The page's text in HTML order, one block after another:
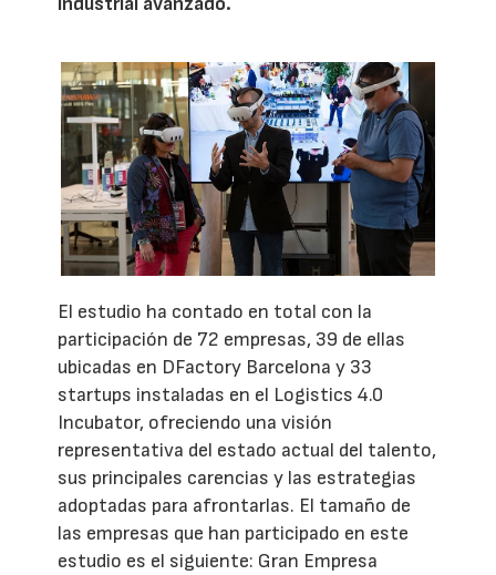
El estudio ha contado en total con la
participación de 72 empresas, 39 de ellas
ubicadas en DFactory Barcelona y 33
startups instaladas en el Logistics 4.0
Incubator, ofreciendo una visión
representativa del estado actual del talento,
sus principales carencias y las estrategias
adoptadas para afrontarlas. El tamaño de
las empresas que han participado en este
estudio es el siguiente: Gran Empresa